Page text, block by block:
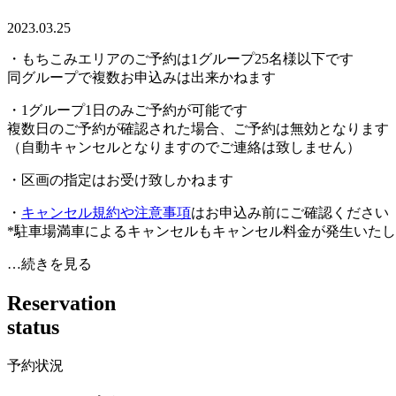
2023.03.25
・もちこみエリアのご予約は1グループ25名様以下です
同グループで複数お申込みは出来かねます
・1グループ1日のみご予約が可能です
複数日のご予約が確認された場合、ご予約は無効となります
（自動キャンセルとなりますのでご連絡は致しません）
・区画の指定はお受け致しかねます
・ キャンセル規約や注意事項はお申込み前にご確認ください
*駐車場満車によるキャンセルもキャンセル料金が発生いた
…続きを見る
Reservation
status
予約状況